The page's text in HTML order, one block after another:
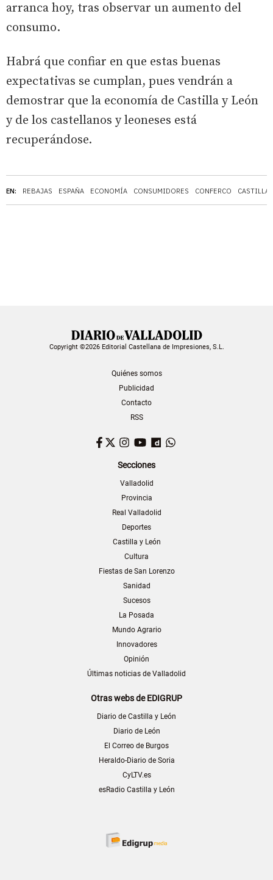
EN: REBAJAS ESPAÑA ECONOMÍA CONSUMIDORES CONFERCO CASTILLA
arranca hoy, tras observar un aumento del
consumo.
Habrá que confiar en que estas buenas
expectativas se cumplan, pues vendrán a
demostrar que la economía de Castilla y León
y de los castellanos y leoneses está
recuperándose.
Copyright ©2026 Editorial Castellana de Impresiones, S.L.
Quiénes somos
Publicidad
Contacto
RSS
Facebook
TwitterInstagram
YouTubeDailymotion
Secciones
Valladolid
Provincia
Real Valladolid
Deportes
Castilla y León
Cultura
Fiestas de San Lorenzo
Sanidad
Sucesos
La Posada
Mundo Agrario
Innovadores
Opinión
Últimas noticias de Valladolid
Otras webs de EDIGRUP
Diario de Castilla y León
Diario de León
El Correo de Burgos
Heraldo-Diario de Soria
CyLTV.es
esRadio Castilla y León